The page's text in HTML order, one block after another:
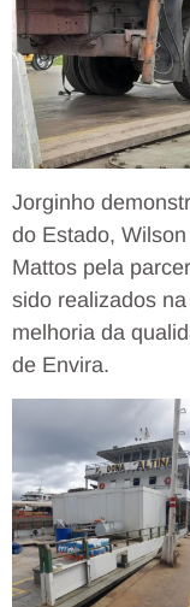
Jorginho
do Estado,
Mattos pela
sido realizados
melhoria da
de Envira.